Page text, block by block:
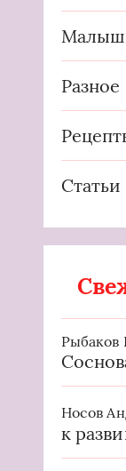
Малыш
Разное
Статьи
Носов
к